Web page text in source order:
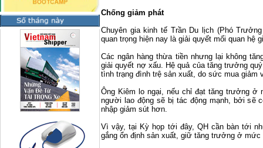
Chống giảm phát
Chuyên gia kinh tế Trần Du lịch (Phó
quan trọng hiện nay là giải quyết mối quan hệ
Các ngân hàng thừa tiền nhưng lại không
giải quyết nợ xấu. Hệ quả của tăng trưởng
tình trạng đình trệ sản xuất, do sức mua giảm
Ông Kiêm lo ngại, nếu chỉ đạt tăng trưởng
người lao động sẽ bị tác động mạnh, bởi sẽ
nhập giảm sút hơn.
Vì vậy, tại Kỳ họp tới đây, QH cần bàn tới
gắng ổn định sản xuất, giữ tăng trưởng ở mức